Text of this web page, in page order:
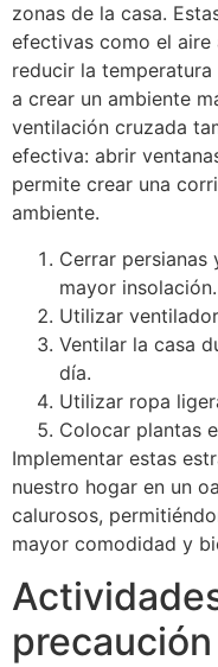
zonas de la casa.
efectivas como el aire
reducir la
a crear un ambiente
ventilación cruzada
efectiva: abrir
permite crear una
ambiente.
Cerrar
mayor insolación.
Utilizar
Ventilar la casa
día.
Utilizar ropa
Colocar plantas
Implementar estas
nuestro hogar en un
calurosos,
mayor comodidad y
precaución